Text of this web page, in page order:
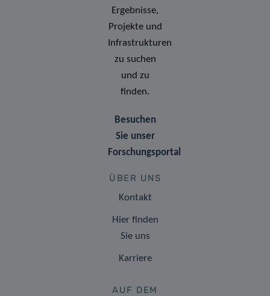
Ergebnisse,
Projekte und
Infrastrukturen
zu suchen
und zu
finden.
Besuchen
Sie unser
Forschungsportal
ÜBER UNS
Kontakt
Hier finden
Sie uns
Karriere
AUF DEM